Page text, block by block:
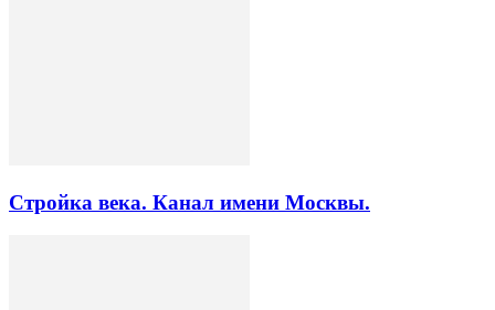
Стройка века. Канал имени Москвы.